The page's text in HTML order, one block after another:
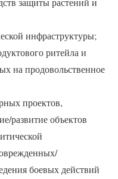
инфраструктуры;
ритейла и
на продовольственное
проектов,
развитие объектов
боевых действий